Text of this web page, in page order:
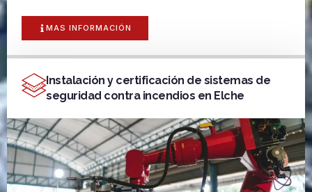
MAS INFORMACIÓN
Instalación y certificación de sistemas de
seguridad contra incendios en Elche